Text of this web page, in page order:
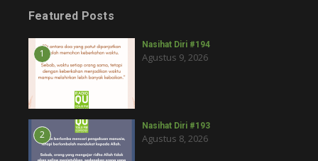
Featured Posts
1
Nasihat Diri #194
Agustus 9, 2026
2
Nasihat Diri #193
Agustus 8, 2026